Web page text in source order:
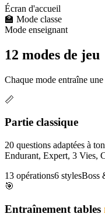
Écran d'accueil
🏫 Mode classe
Mode enseignant
12 modes de jeu
Chaque mode entraîne
📏
Partie classique
20 questions adaptées à
Endurant, Expert, 3 Vies,
13 opérations6 stylesBoss
🎯
Entraînement tables